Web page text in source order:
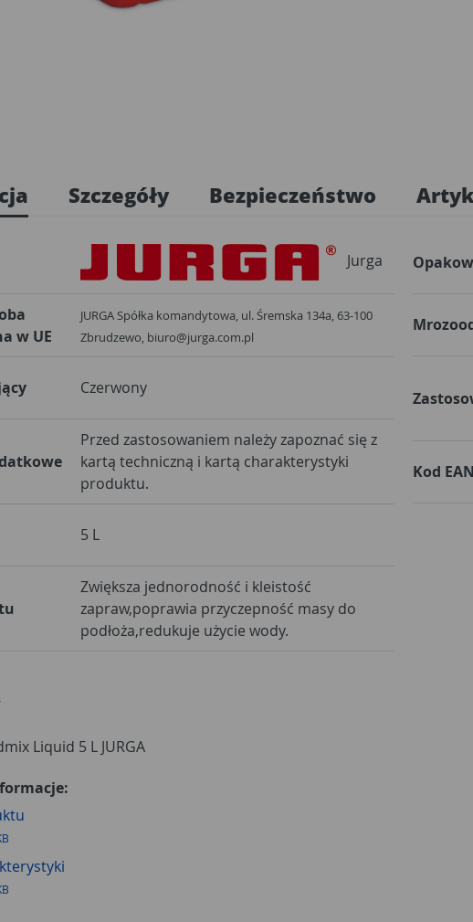
Szczegóły Bezpieczeństwo
Jurga
w UE
JURGA Spółka komandytowa, ul. Śremska 134a, 63-100
Zbrudzewo, biuro@jurga.com.pl
Czerwony
Przed zastosowaniem należy zapoznać się z
kartą techniczną i kartą charakterystyki
produktu.
5 L
Zwiększa jednorodność i kleistość
zapraw,poprawia przyczepność masy do
podłoża,redukuje użycie wody.
Kod EAN
Liquid 5 L JURGA